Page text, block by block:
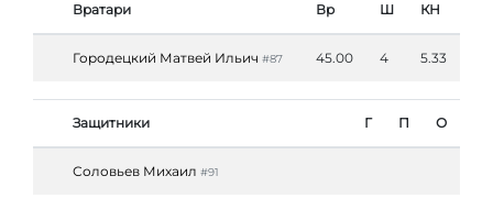
Вратари Вр Ш КН
Городецкий Матвей Ильич #87 45.00 4 5.33
Защитники Г П О
Соловьев Михаил #91